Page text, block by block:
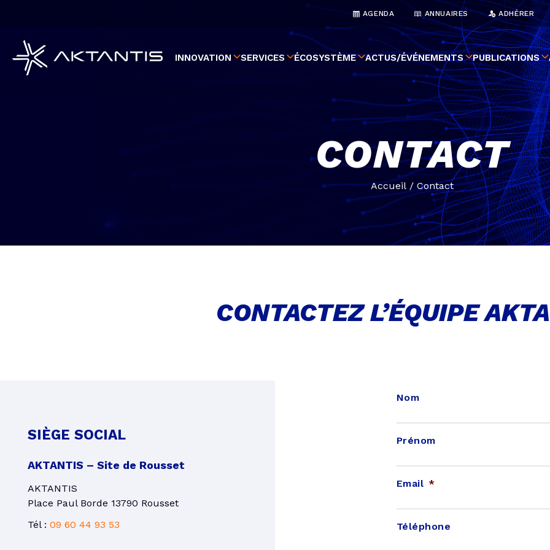
principal
AGENDA ANNUAIRES ADHÉRER
INNOVATION SERVICES ÉCOSYSTÈME ACTUS/ÉVÉNEMENTS PUBLICATIONS
CONTACT
Accueil /Contact
CONTACTEZ L’ÉQUIPE
SIÈGE SOCIAL
AKTANTIS – Site de Rousset
AKTANTIS
Place Paul Borde 13790 Rousset
Tél : 09 60 44 93 53
Nom
Prénom
Email *
Téléphone